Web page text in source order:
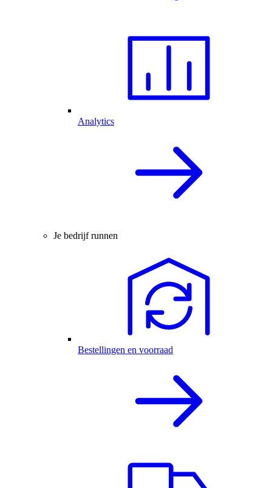
Analytics
Je bedrijf runnen
Bestellingen en voorraad